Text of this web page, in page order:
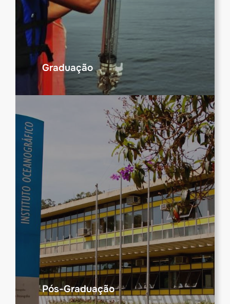
Graduação
Pós-Graduação